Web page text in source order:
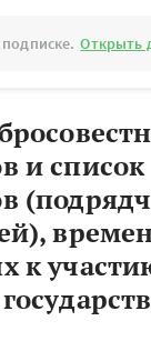
Открыть
и список
к